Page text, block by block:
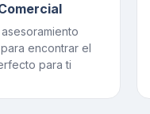
encontrar el
para ti